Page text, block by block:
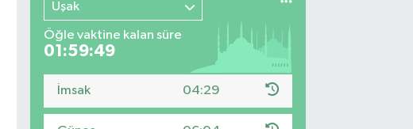
Uşak
Öğle vaktine kalan süre
01:59:48
İmsak 04:29